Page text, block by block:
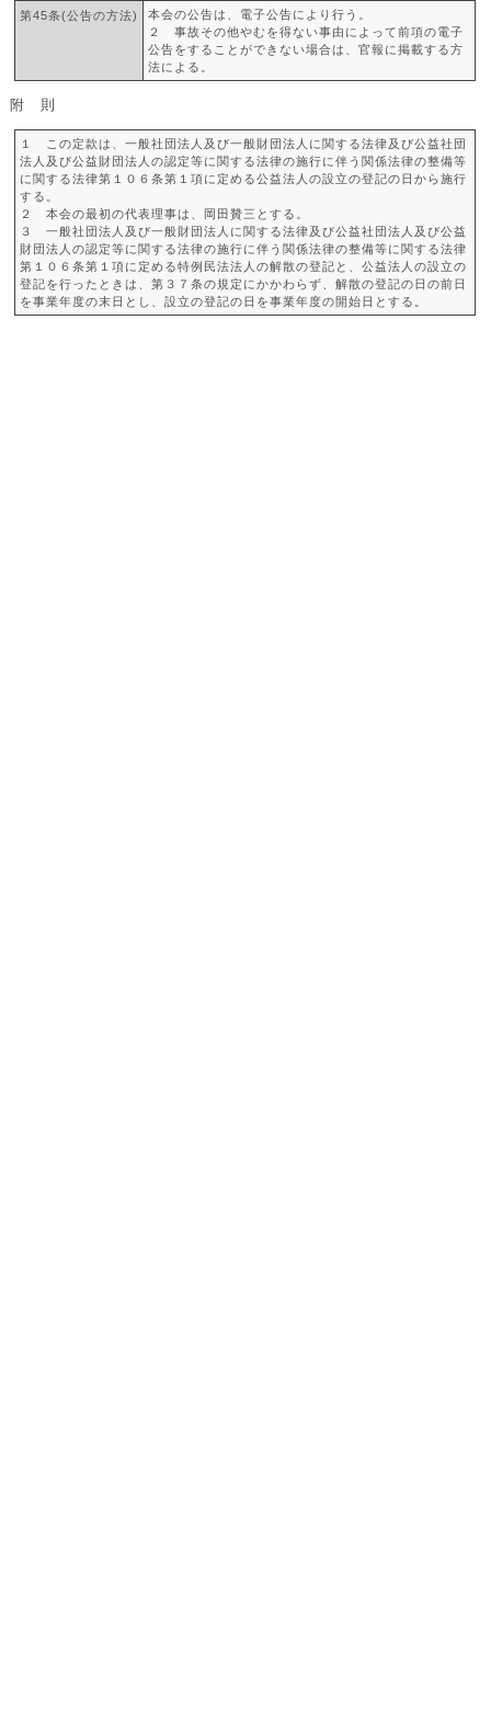
第45条(公告の方法)
本会の公告は、電子公告により行う。
２ 事故その他やむを得ない事由によって前項の電子
公告をすることができない場合は、官報に掲載する方
法による。
附 則
１ この定款は、一般社団法人及び一般財団法人に関する法律及び公益社団
法人及び公益財団法人の認定等に関する法律の施行に伴う関係法律の整備等
に関する法律第１０６条第１項に定める公益法人の設立の登記の日から施行
する。
２ 本会の最初の代表理事は、岡田贊三とする。
３ 一般社団法人及び一般財団法人に関する法律及び公益社団法人及び公益
財団法人の認定等に関する法律の施行に伴う関係法律の整備等に関する法律
第１０６条第１項に定める特例民法法人の解散の登記と、公益法人の設立の
登記を行ったときは、第３７条の規定にかかわらず、解散の登記の日の前日
を事業年度の末日とし、設立の登記の日を事業年度の開始日とする。